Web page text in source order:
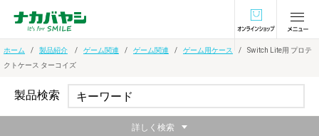
オンラインショ
ホーム 製品紹介 ゲーム関連 ゲーム関連 ゲーム用ケース
Switch Lite用 プロテ
クトケース ターコイズ
製品検索
詳しく検索